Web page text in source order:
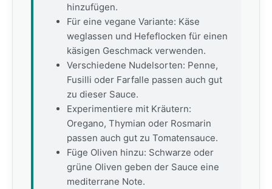
hinzufügen.
Für eine vegane Variante: Käse
weglassen und Hefeflocken für einen
käsigen Geschmack verwenden.
Verschiedene Nudelsorten: Penne,
Fusilli oder Farfalle passen auch gut
zu dieser Sauce.
Experimentiere mit Kräutern:
Oregano, Thymian oder Rosmarin
passen auch gut zu Tomatensauce.
Füge Oliven hinzu: Schwarze oder
grüne Oliven geben der Sauce eine
mediterrane Note.